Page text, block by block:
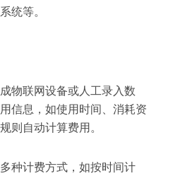
统等。
联网设备或人工录入数
信息，如使用时间、消耗资
则自动计算费用。
计费方式，如按时间计